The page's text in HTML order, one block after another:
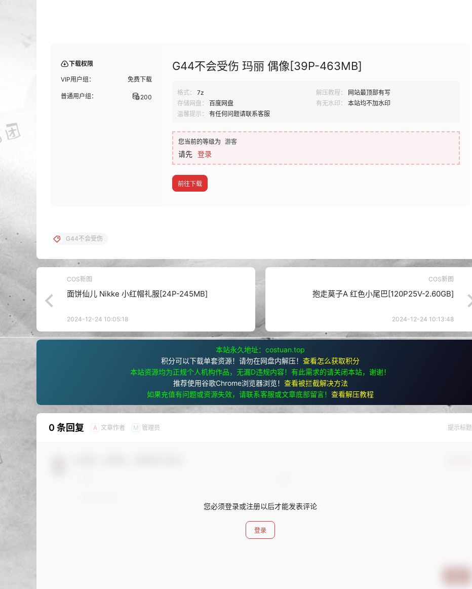
下载权限
VIP用户组： 免费下载
普通用户组： 200
G44不会受伤 玛丽 偶像[39P-463MB]
格式： 7z 解压教程：
网站最顶部有写
存储网盘：
百度网盘 有无水印：
本站均不加水印
温馨提示：
有任何问题请联系客服
您当前的等级为 游客
请先 登录
前往下载
G44不会受伤
COS新图
面饼仙儿 Nikke 小红帽礼服[24P-245MB]
2024-12-24 10:05:18
COS新图
抱走莫子A 红色小尾巴[120P25V-2.60GB]
2024-12-24 10:13:48
本站永久地址：costuan.top
积分可以下载单套资源！请勿在网盘内解压！ 查看怎么获取积分
本站资源均为正规个人机构作品，无漏D违规内容！有此需求的请关闭本站，谢谢！
推荐使用谷歌Chrome浏览器浏览！ 查看被拦截解决方法
如果充值有问题或资源失效，请联系客服或文章底部留言！ 查看解压教程
0 条回复 A 文章作者 M 管理员 提示标题
您必须登录或注册以后才能发表评论
登录